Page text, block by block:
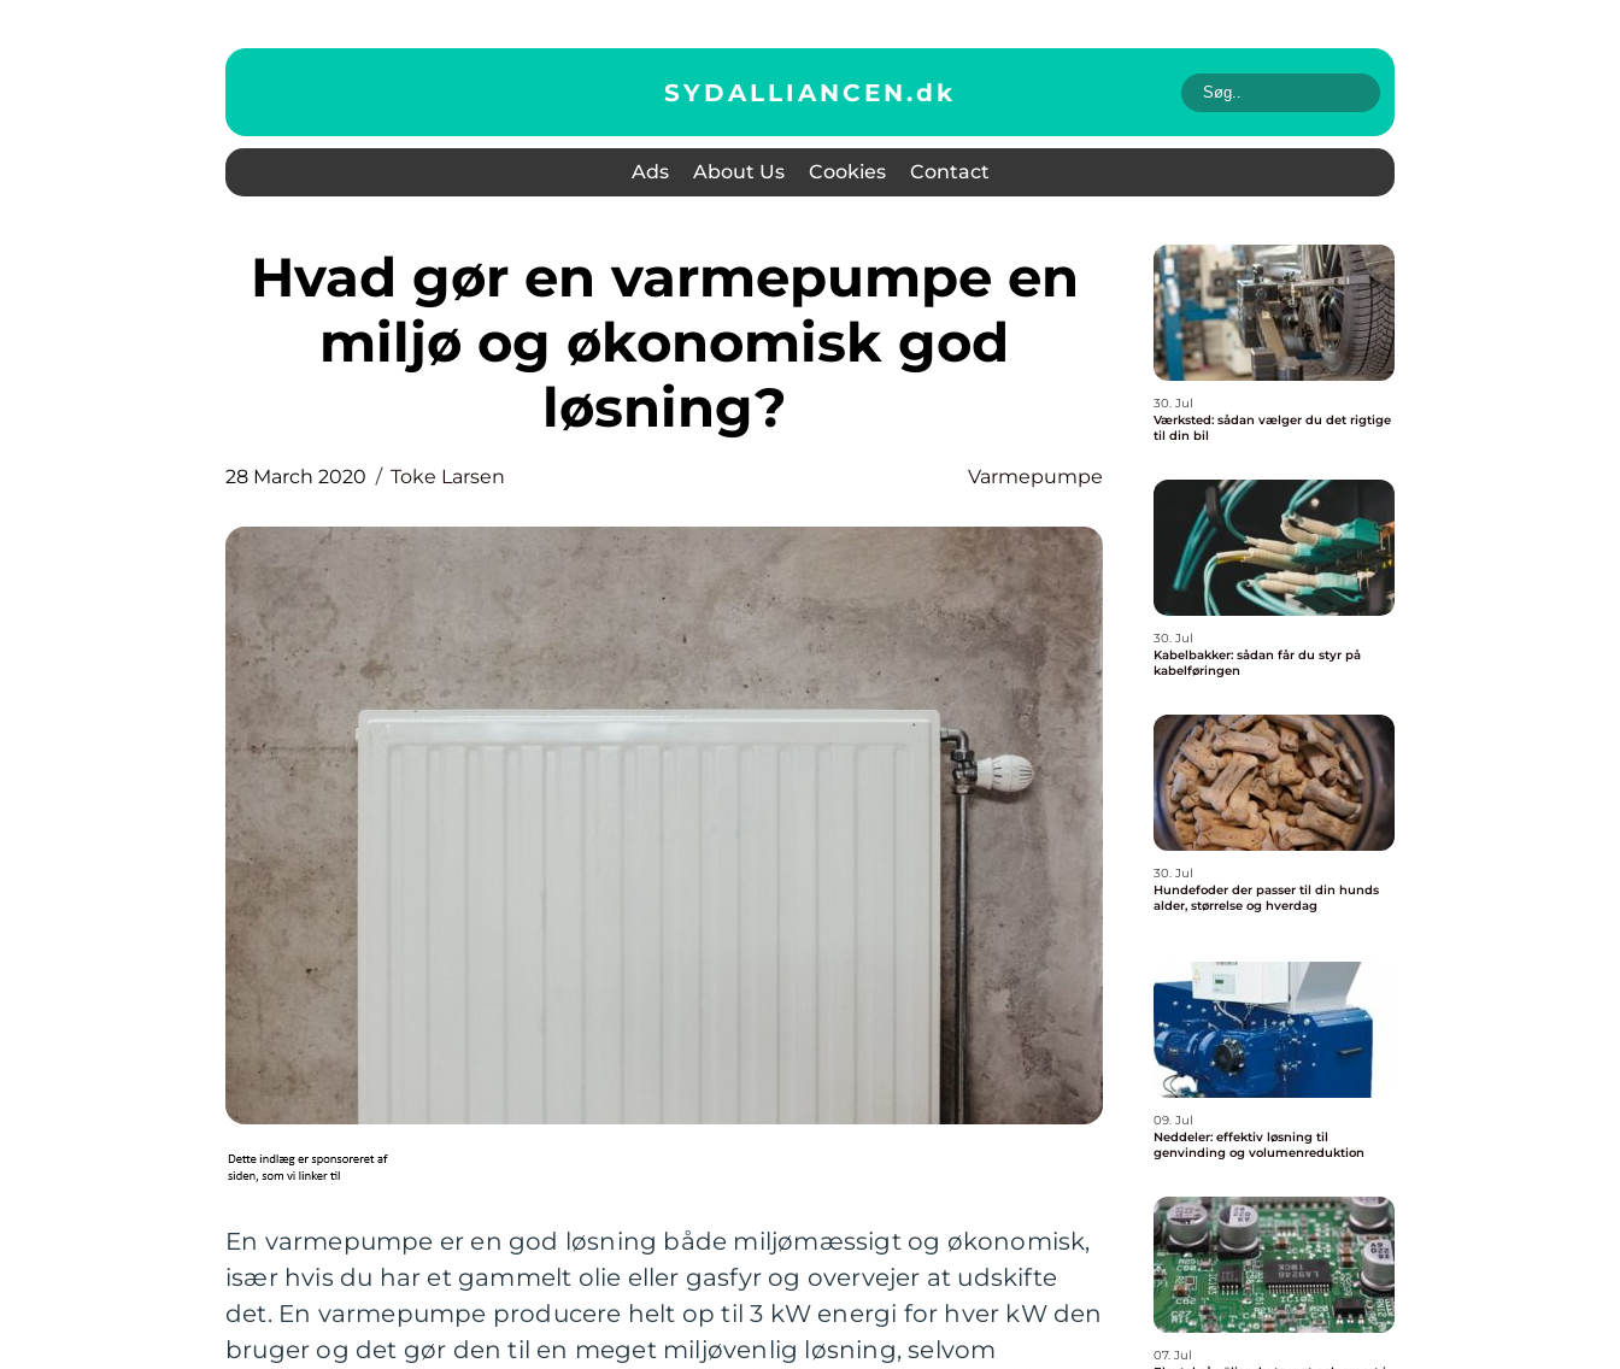
SYDALLIANCEN.dk
Ads About Us Cookies Contact
Hvad gør en varmepumpe en
miljø og økonomisk god
løsning?
28 March 2020 Toke Larsen Varmepumpe
En varmepumpe er en god løsning både miljømæssigt og økonomisk,
især hvis du har et gammelt olie eller gasfyr og overvejer at udskifte
det. En varmepumpe producere helt op til 3 kW energi for hver kW den
bruger og det gør den til en meget miljøvenlig løsning, selvom
30. Jul
Værksted: sådan vælger du det rigtige
til din bil
30. Jul
Kabelbakker: sådan får du styr på
kabelføringen
30. Jul
Hundefoder der passer til din hunds
alder, størrelse og hverdag
09. Jul
Neddeler: effektiv løsning til
genvinding og volumenreduktion
07. Jul